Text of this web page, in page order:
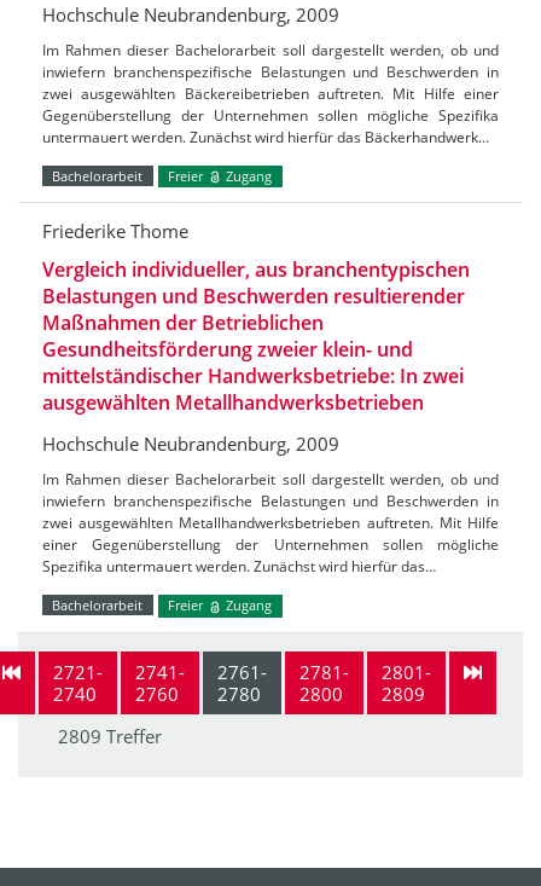
Hochschule Neubrandenburg, 2009
Im Rahmen dieser Bachelorarbeit soll dargestellt werden, ob und
inwiefern branchenspezifische Belastungen und Beschwerden in
zwei ausgewählten Bäckereibetrieben auftreten. Mit Hilfe einer
Gegenüberstellung der Unternehmen sollen mögliche Spezifika
untermauert werden. Zunächst wird hierfür das Bäckerhandwerk…
Bachelorarbeit Freier Zugang
Friederike Thome
Vergleich individueller, aus branchentypischen
Belastungen und Beschwerden resultierender
Maßnahmen der Betrieblichen
Gesundheitsförderung zweier klein- und
mittelständischer Handwerksbetriebe: In zwei
ausgewählten Metallhandwerksbetrieben
Hochschule Neubrandenburg, 2009
Im Rahmen dieser Bachelorarbeit soll dargestellt werden, ob und
inwiefern branchenspezifische Belastungen und Beschwerden in
zwei ausgewählten Metallhandwerksbetrieben auftreten. Mit Hilfe
einer Gegenüberstellung der Unternehmen sollen mögliche
Spezifika untermauert werden. Zunächst wird hierfür das…
Bachelorarbeit Freier Zugang
2721-
2740
2741-
2760
2761-
2780
2781-
2800
2801-
2809
2809 Treffer